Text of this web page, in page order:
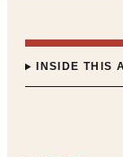
INSIDE THIS